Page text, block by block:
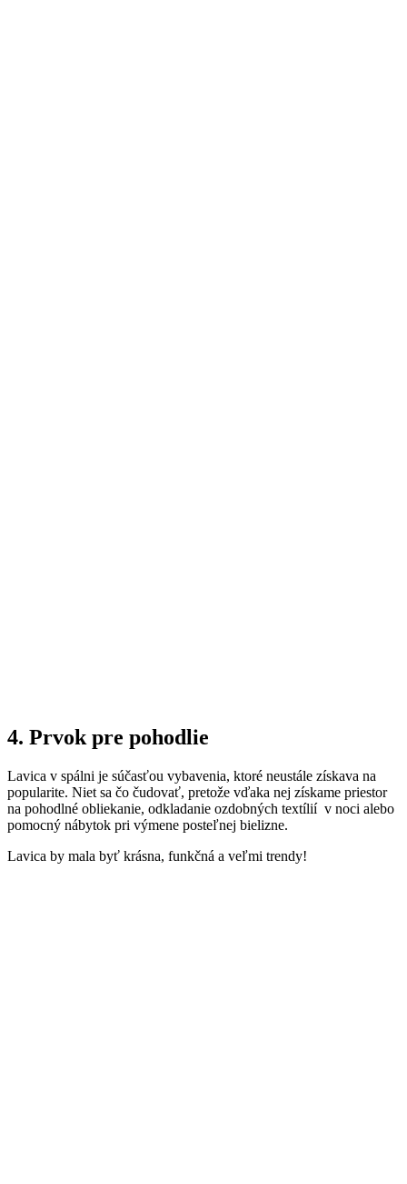
4. Prvok pre pohodlie
Lavica v spálni je súčasťou vybavenia, ktoré neustále získava na
popularite. Niet sa čo čudovať, pretože vďaka nej získame priestor
na pohodlné obliekanie, odkladanie ozdobných textílií v noci alebo
pomocný nábytok pri výmene posteľnej bielizne.
Lavica by mala byť krásna, funkčná a veľmi trendy!